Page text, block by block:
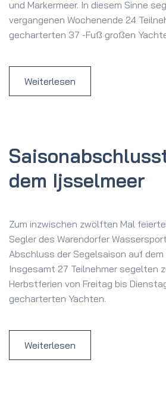
und Markermeer. In diesem Sinne
vergangenen Wochenende 24
gecharterten 37 -Fuß großen
Weiterlesen
dem Ijssel­meer
Zum inzwischen zwölften Mal
Segler des Warendorfer
Abschluss der Segelsaison auf dem
Insgesamt 27 Teilnehmer segelten
Herbstferien von Freitag bis
gecharterten Yachten.
Weiterlesen